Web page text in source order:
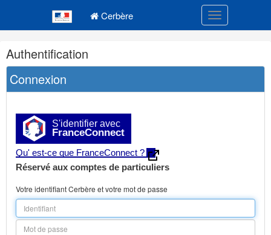
Cerbère Toggle
Navigation
et
outils
annexes
Authentification
Connexion
S'identifier avec
FranceConnect
Qu' est-ce que FranceConnect ?
Réservé aux comptes de particuliers
Votre identifiant Cerbère et votre mot de passe